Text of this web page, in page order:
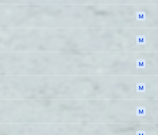
M
M
M
M
M